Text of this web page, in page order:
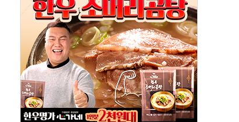
없게"…'결혼 페널티' 22개 과제 손본다
복…1명 사망·1명 실종
석..."국제적 시민 연대로 목소리 내야"
대 나흘만에 숨진 채 발견
대 아들 체포
청래…제주 연설서 신경전 고조
"적극 환영"·野 "졸속 국정"